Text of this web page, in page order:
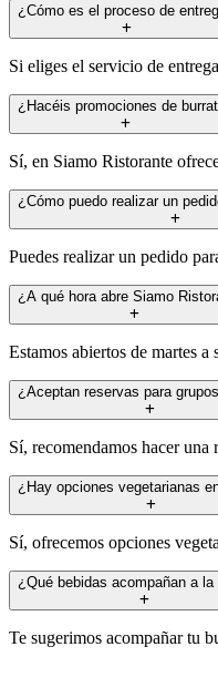
¿Cómo es el proceso de
Si eliges el servicio de
¿Hacéis promociones de
Sí, en Siamo Ristorante
¿Cómo puedo realizar un
Puedes realizar un pedido
¿A qué hora abre Siamo
Estamos abiertos de martes
¿Aceptan reservas para
Sí, recomendamos hacer
¿Hay opciones vegetarianas
Sí, ofrecemos opciones
¿Qué bebidas acompañan a la
Te sugerimos acompañar tu